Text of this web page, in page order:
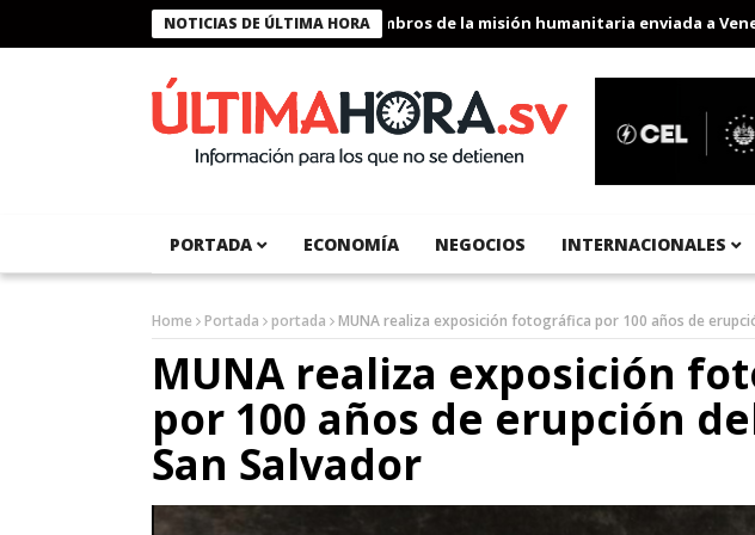
NOTICIAS DE ÚLTIMA HORA
Presidente Bukele condecora a miembros de la misión humanitaria enviada a Venezuela
PORTADA ECONOMÍA NEGOCIOS INTERNACIONALES
Home Portada portada MUNA realiza exposición fotográfica por 100 años de
MUNA realiza exposición
por 100 años de erupción
San Salvador